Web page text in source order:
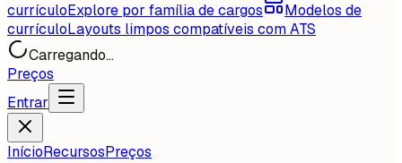
currículoExplore por família de cargos
Modelos de
currículoLayouts limpos compatíveis com ATS
Carregando...
Preços
Entrar
InícioRecursosPreços